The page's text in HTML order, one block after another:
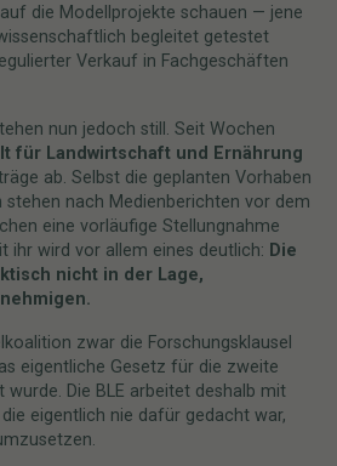
die Modellprojekte schauen — jene
begleitet getestet
Verkauf in Fachgeschäften
nun jedoch still. Seit Wochen
für Landwirtschaft und Ernährung
ab. Selbst die geplanten Vorhaben
stehen nach Medienberichten vor dem
eine vorläufige Stellungnahme
wird vor allem eines deutlich: Die
nicht in der Lage,
zwar die Forschungsklausel
eigentliche Gesetz für die zweite
wurde. Die BLE arbeitet deshalb mit
eigentlich nie dafür gedacht war,